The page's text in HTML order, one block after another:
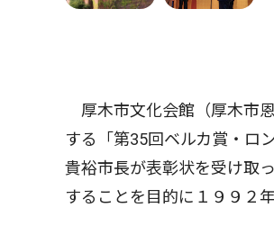
厚木市文化会館（厚木市
する「第35回ベルカ賞・ロ
貴裕市長が表彰状を受け取
することを目的に１９９２